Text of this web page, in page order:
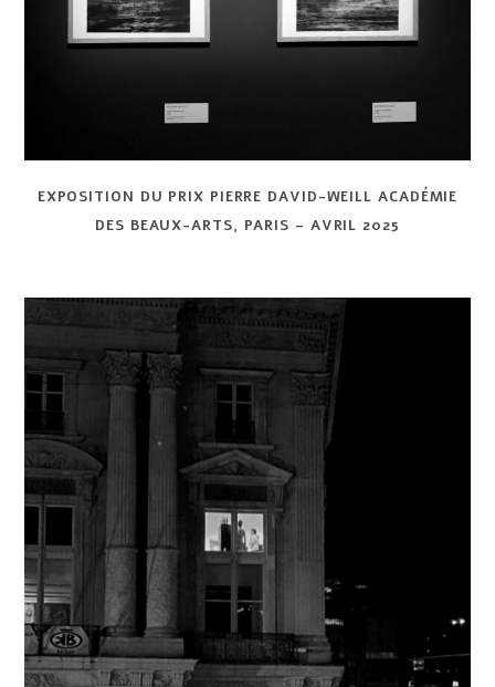
EXPOSITION DU PRIX PIERRE DAVID-WEILL ACADÉMIE
DES BEAUX-ARTS, PARIS – AVRIL 2025